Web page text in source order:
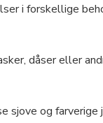
i forskellige
dåser eller
sjove og